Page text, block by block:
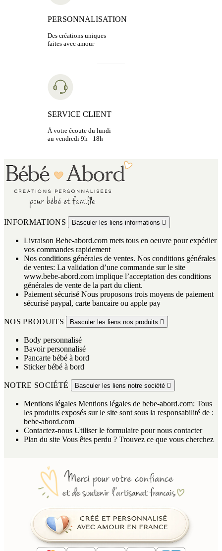
PERSONNALISATION
Des créations uniques
faites avec amour
SERVICE CLIENT
À votre écoute du lundi
au vendredi 9h - 18h
INFORMATIONS Basculer les liens informations 
Livraison Bebe-abord.com mets tous en oeuvre pour expédier
vos commandes rapidement
Nos conditions générales de ventes. Nos conditions générales
de ventes: La validation d’une commande sur le site
www.bebe-abord.com implique l’acceptation des conditions
générales de vente de la part du client.
Paiement sécurisé Nous proposons trois moyens de paiement
sécurisé paypal, carte bancaire ou apple pay
NOS PRODUITS Basculer les liens nos produits 
Body personnalisé
Bavoir personnalisé
Pancarte bébé à bord
Sticker bébé à bord
NOTRE SOCIÉTÉ Basculer les liens notre société 
Mentions légales Mentions légales de bebe-abord.com: Tous
les produits exposés sur le site sont sous la responsabilité de :
bebe-abord.com
Contactez-nous Utiliser le formulaire pour nous contacter
Plan du site Vous êtes perdu ? Trouvez ce que vous cherchez